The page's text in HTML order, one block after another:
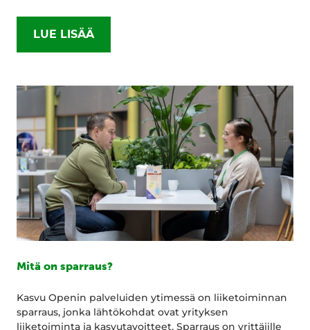
LUE LISÄÄ
Mitä on sparraus?
Kasvu Openin palveluiden ytimessä on liiketoiminnan
sparraus, jonka lähtökohdat ovat yrityksen
liiketoiminta ja kasvutavoitteet. Sparraus on yrittäjille